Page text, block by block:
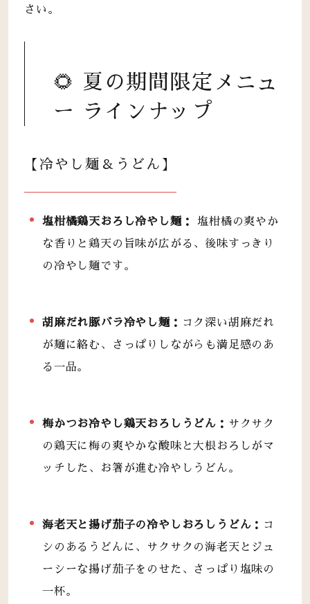
さい。
🌻 夏の期間限定メニュ
ー ラインナップ
【冷やし麺＆うどん】
塩柑橘鶏天おろし冷やし麺：
塩柑橘の爽やか
な香りと鶏天の旨味が広がる、後味すっきり
の冷やし麺です。
胡麻だれ豚バラ冷やし麺： コク深い胡麻だれ
が麺に絡む、さっぱりしながらも満足感のあ
る一品。
梅かつお冷やし鶏天おろしうどん： サクサク
の鶏天に梅の爽やかな酸味と大根おろしがマ
ッチした、お箸が進む冷やしうどん。
海老天と揚げ茄子の冷やしおろしうどん： コ
シのあるうどんに、サクサクの海老天とジュ
ーシーな揚げ茄子をのせた、さっぱり塩味の
一杯。